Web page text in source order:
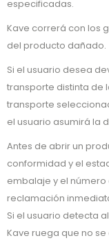
especificadas.
Kave correrá con los
del producto dañado.
Si el usuario desea
transporte distinta de
transporte
el usuario asumirá la
Antes de abrir un
conformidad y el
embalaje y el
reclamación
Si el usuario detecta
Kave ruega que no